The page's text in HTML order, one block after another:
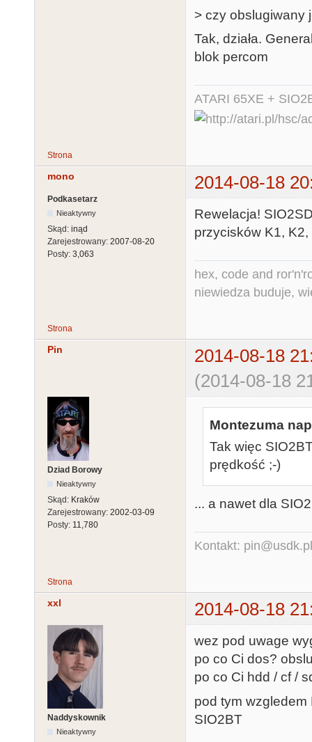
> czy obslugiwany
Tak, działa.
blok percom
ATARI 65XE +
Strona
mono 2014-08-18
Podkasetarz
Nieaktywny
Skąd: inąd
Zarejestrowany: 2007-08-20
Posty: 3,063
Rewelacja!
przycisków K1, K2,
hex, code and
niewiedza buduje,
Strona
Pin
2014-08-18
(2014-08-18
Dziad Borowy
Nieaktywny
Skąd: Kraków
Zarejestrowany: 2002-03-09
Posty: 11,780
Montezuma
Tak więc
prędkość ;-)
... a nawet dla
Kontakt: pin@usdk.pl
Strona
xxl 2014-08-18
Naddyskownik
Nieaktywny
wez pod uwage
po co Ci dos?
po co Ci hdd / cf /
pod tym
SIO2BT